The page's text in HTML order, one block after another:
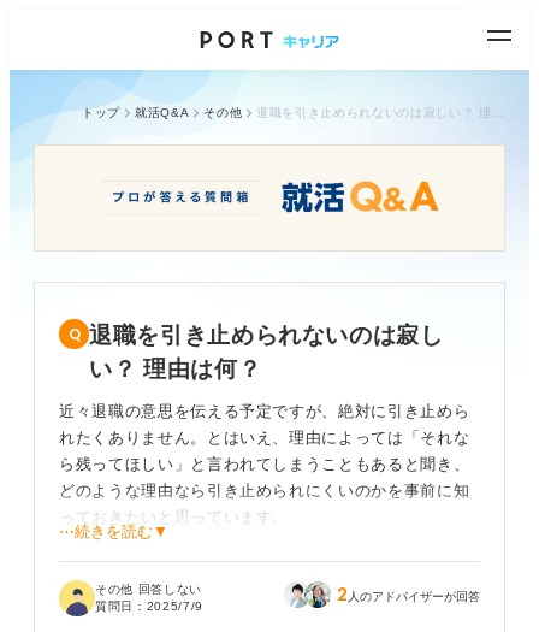
トップ 就活Q&A その他
退職を引き止められないのは寂し
い？ 理由は何？
近々退職の意思を伝える予定ですが、絶対に引き止めら
れたくありません。とはいえ、理由によっては「それな
ら残ってほしい」と言われてしまうこともあると聞き、
どのような理由なら引き止められにくいのかを事前に知
っておきたいと思っています。
あるのでしょうか？
⋯続きを読む▼
その他 回答しない
質問日： 2025/7/9 2 人のアドバイザーが回答